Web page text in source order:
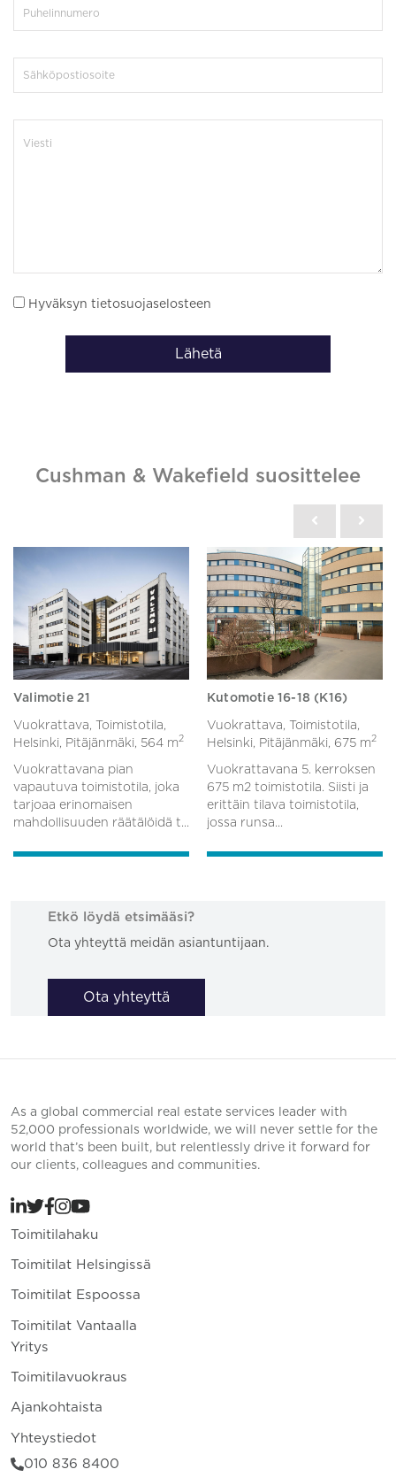
Hyväksyn tietosuojaselosteen
Lähetä
Cushman & Wakefield suosittelee
Valimotie 21
Vuokrattava, Toimistotila,
Helsinki, Pitäjänmäki, 564 m2
Vuokrattavana pian
vapautuva toimistotila, joka
tarjoaa erinomaisen
mahdollisuuden räätälöidä t...
Kutomotie 16-18 (K16)
Vuokrattava, Toimistotila,
Helsinki, Pitäjänmäki, 675 m2
Vuokrattavana 5. kerroksen
675 m2 toimistotila. Siisti ja
erittäin tilava toimistotila,
jossa runsa...
Etkö löydä etsimääsi?
Ota yhteyttä meidän asiantuntijaan.
Ota yhteyttä
As a global commercial real estate services leader with
52,000 professionals worldwide, we will never settle for the
world that’s been built, but relentlessly drive it forward for
our clients, colleagues and communities.
Toimitilahaku
Toimitilat Helsingissä
Toimitilat Espoossa
Toimitilat Vantaalla
Yritys
Toimitilavuokraus
Ajankohtaista
Yhteystiedot
010 836 8400